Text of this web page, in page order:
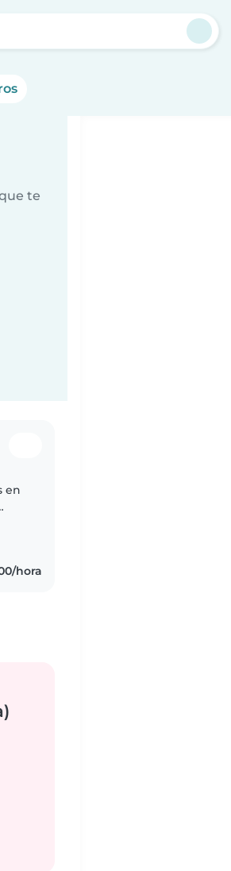
te
en
hora